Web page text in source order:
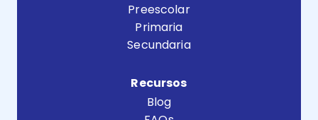
Preescolar
Primaria
Secundaria
Recursos
Blog